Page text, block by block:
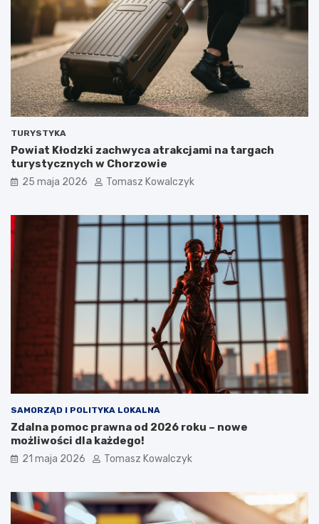
TURYSTYKA
Powiat Kłodzki zachwyca atrakcjami na targach
turystycznych w Chorzowie
25 maja 2026 Tomasz Kowalczyk
SAMORZĄD I POLITYKA LOKALNA
Zdalna pomoc prawna od 2026 roku – nowe
możliwości dla każdego!
21 maja 2026 Tomasz Kowalczyk